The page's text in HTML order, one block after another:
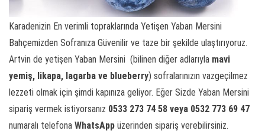
Karadenizin En verimli topraklarında Yetişen Yaban Mersini
Bahçemizden Sofranıza Güvenilir ve taze bir şekilde ulaştırıyoruz.
Artvin de yetişen Yaban Mersini (bilinen diğer adlarıyla mavi
yemiş, likapa, lagarba ve blueberry) sofralarınızın vazgeçilmez
lezzeti olmak için şimdi kapınıza geliyor. Eğer Sizde Yaban Mersini
sipariş vermek istiyorsanız 0533 273 74 58 veya 0532 773 69 47
numaralı telefona WhatsApp üzerinden sipariş verebilirsiniz.